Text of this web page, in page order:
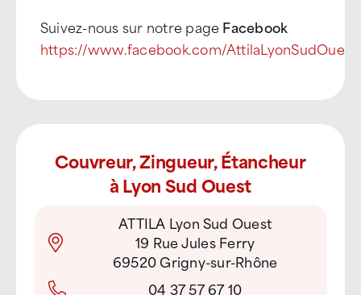
Suivez-nous sur notre page Facebook
https://www.facebook.com/
Couvreur, Zingueur, Étancheur
à Lyon Sud Ouest
ATTILA Lyon Sud Ouest
19 Rue Jules Ferry
69520 Grigny-sur-Rhône
04 37 57 67 10